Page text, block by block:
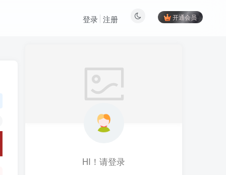
开通会员
登录 注册
HI！请登录